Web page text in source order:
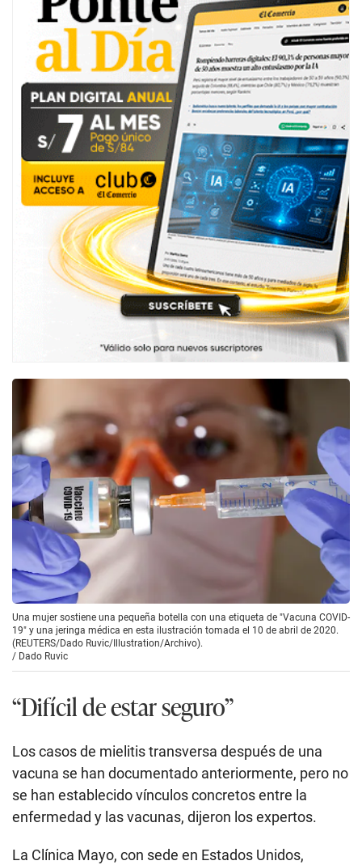
Una mujer sostiene una pequeña botella con una etiqueta de "Vacuna COVID-
19" y una jeringa médica en esta ilustración tomada el 10 de abril de 2020.
(REUTERS/Dado Ruvic/Illustration/Archivo).
/ Dado Ruvic
“Difícil de estar seguro”
Los casos de mielitis transversa después de una
vacuna se han documentado anteriormente, pero no
se han establecido vínculos concretos entre la
enfermedad y las vacunas, dijeron los expertos.
La Clínica Mayo, con sede en Estados Unidos,